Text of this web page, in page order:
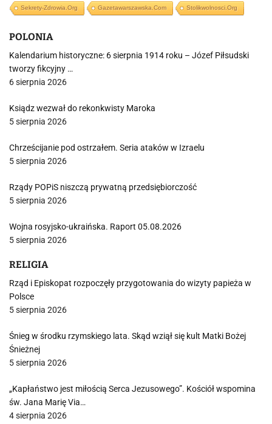
Sekrety-Zdrowia.org Gazetawarszawska.com Stolikwolnosci.org
POLONIA
Kalendarium historyczne: 6 sierpnia 1914 roku – Józef Piłsudski
tworzy fikcyjny …
6 sierpnia 2026
Ksiądz wezwał do rekonkwisty Maroka
5 sierpnia 2026
Chrześcijanie pod ostrzałem. Seria ataków w Izraelu
5 sierpnia 2026
Rządy POPiS niszczą prywatną przedsiębiorczość
5 sierpnia 2026
Wojna rosyjsko-ukraińska. Raport 05.08.2026
5 sierpnia 2026
RELIGIA
Rząd i Episkopat rozpoczęły przygotowania do wizyty papieża w
Polsce
5 sierpnia 2026
Śnieg w środku rzymskiego lata. Skąd wziął się kult Matki Bożej
Śnieżnej
5 sierpnia 2026
„Kapłaństwo jest miłością Serca Jezusowego”. Kościół wspomina
św. Jana Marię Via…
4 sierpnia 2026